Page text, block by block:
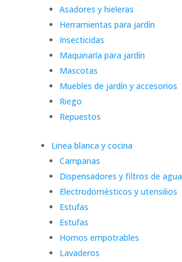
Asadores y hieleras
Herramientas para jardín
Insecticidas
Maquinaría para jardín
Mascotas
Muebles de jardín y accesorios
Riego
Repuestos
Linea blanca y cocina
Campanas
Dispensadores y filtros de agua
Electrodomésticos y utensilios
Estufas
Estufas
Hornos empotrables
Lavaderos